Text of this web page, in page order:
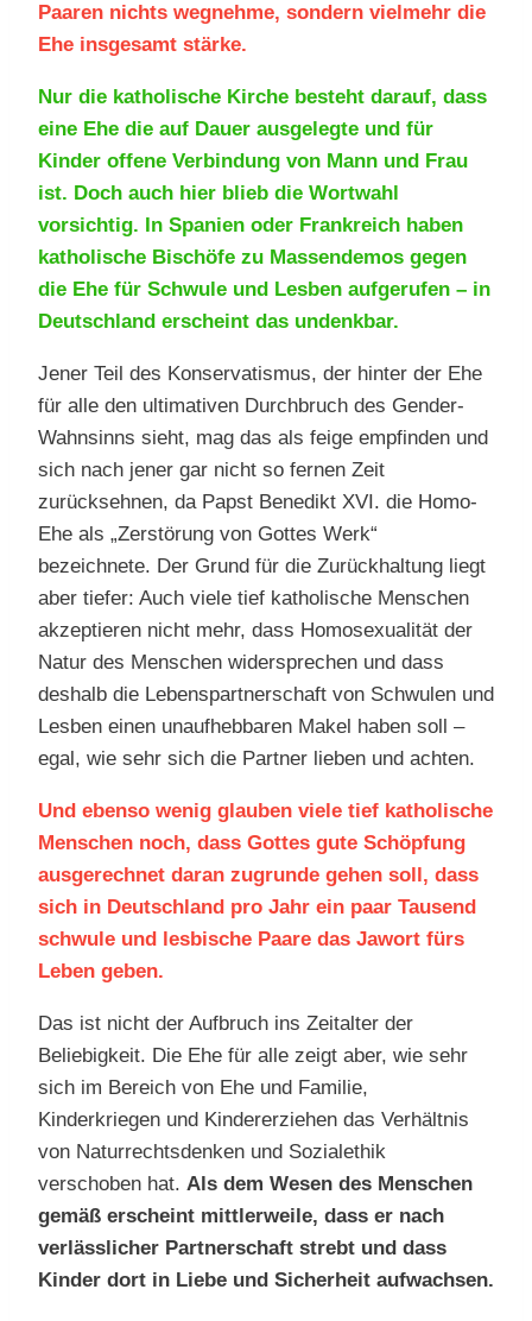
Paaren nichts wegnehme, sondern vielmehr die
Ehe insgesamt stärke.
Nur die katholische Kirche besteht darauf, dass
eine Ehe die auf Dauer ausgelegte und für
Kinder offene Verbindung von Mann und Frau
ist. Doch auch hier blieb die Wortwahl
vorsichtig. In Spanien oder Frankreich haben
katholische Bischöfe zu Massendemos gegen
die Ehe für Schwule und Lesben aufgerufen – in
Deutschland erscheint das undenkbar.
Jener Teil des Konservatismus, der hinter der Ehe
für alle den ultimativen Durchbruch des Gender-
Wahnsinns sieht, mag das als feige empfinden und
sich nach jener gar nicht so fernen Zeit
zurücksehnen, da Papst Benedikt XVI. die Homo-
Ehe als „Zerstörung von Gottes Werk“
bezeichnete. Der Grund für die Zurückhaltung liegt
aber tiefer: Auch viele tief katholische Menschen
akzeptieren nicht mehr, dass Homosexualität der
Natur des Menschen widersprechen und dass
deshalb die Lebenspartnerschaft von Schwulen und
Lesben einen unaufhebbaren Makel haben soll –
egal, wie sehr sich die Partner lieben und achten.
Und ebenso wenig glauben viele tief katholische
Menschen noch, dass Gottes gute Schöpfung
ausgerechnet daran zugrunde gehen soll, dass
sich in Deutschland pro Jahr ein paar Tausend
schwule und lesbische Paare das Jawort fürs
Leben geben.
Das ist nicht der Aufbruch ins Zeitalter der
Beliebigkeit. Die Ehe für alle zeigt aber, wie sehr
sich im Bereich von Ehe und Familie,
Kinderkriegen und Kindererziehen das Verhältnis
von Naturrechtsdenken und Sozialethik
verschoben hat. Als dem Wesen des Menschen
gemäß erscheint mittlerweile, dass er nach
verlässlicher Partnerschaft strebt und dass
Kinder dort in Liebe und Sicherheit aufwachsen.